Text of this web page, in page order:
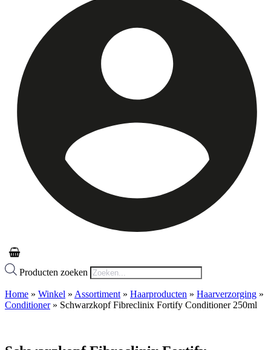
Producten zoeken
Home » Winkel » Assortiment » Haarproducten » Haarverzorging »
Conditioner» Schwarzkopf Fibreclinix Fortify Conditioner 250ml